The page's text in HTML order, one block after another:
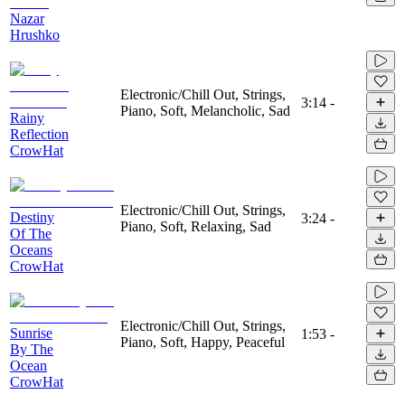
Nazar
Hrushko
Rainy
Reflection
CrowHat
Electronic/Chill Out, Strings,
Piano, Soft, Melancholic, Sad
3:14 -
Destiny
Of The
Oceans
CrowHat
Electronic/Chill Out, Strings,
Piano, Soft, Relaxing, Sad
3:24 -
Sunrise
By The
Ocean
CrowHat
Electronic/Chill Out, Strings,
Piano, Soft, Happy, Peaceful
1:53 -